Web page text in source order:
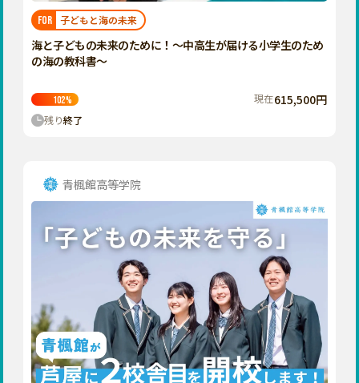
千葉
神奈川
福井
静岡
愛知
近畿
三重
福岡 佐賀 長崎
宮崎
鹿児島
FOR 子どもと海の未来
海と子どもの未来のために！〜中高生が届ける小学生のため
の海の教科書〜
102% 現在615,500円
残り終了
青楓館高等学院